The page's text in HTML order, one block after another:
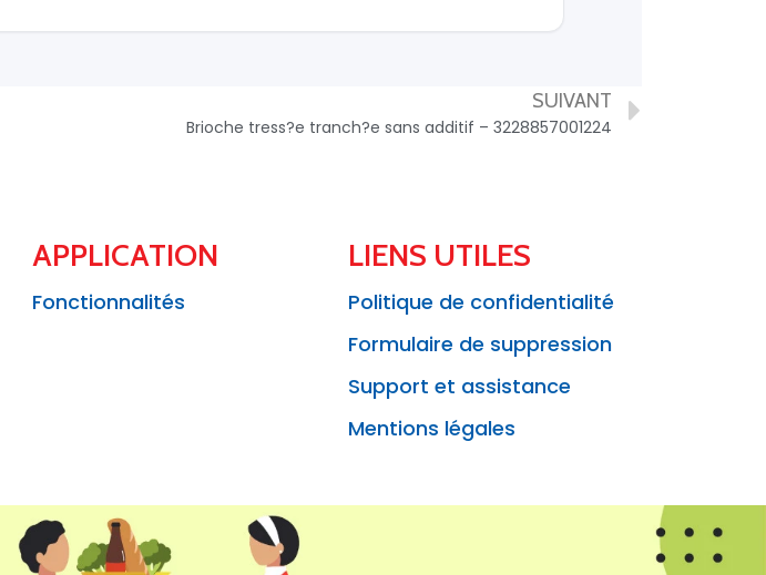
SUIVANT
Brioche tress?e tranch?e sans additif – 3228857001224
APPLICATION
Fonctionnalités
LIENS UTILES
Politique de confidentialité
Formulaire de suppression
Support et assistance
Mentions légales